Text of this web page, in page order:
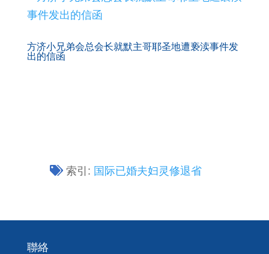
方济小兄弟会总会长就默主哥耶圣地遭亵渎事件发
出的信函
索引: 国际已婚夫妇灵修退省
聯絡